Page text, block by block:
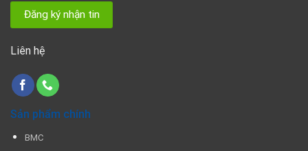
Liên hệ
Sản phẩm chính
BMC